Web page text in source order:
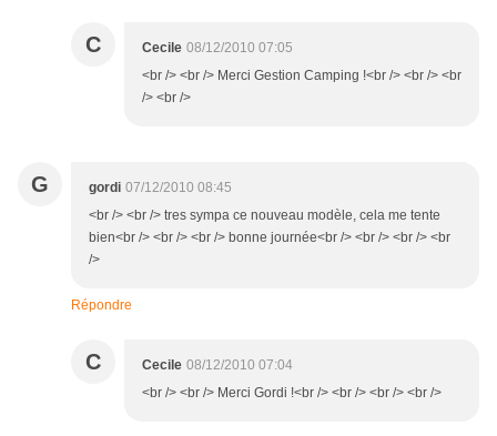
C Cecile 08/12/2010 07:05
<br /> <br /> Merci Gestion Camping !<br /> <br /> <br
/> <br />
G gordi 07/12/2010 08:45
<br /> <br /> tres sympa ce nouveau modèle, cela me tente
bien<br /> <br /> <br /> bonne journée<br /> <br /> <br /> <br
/>
Répondre
C Cecile 08/12/2010 07:04
<br /> <br /> Merci Gordi !<br /> <br /> <br /> <br />